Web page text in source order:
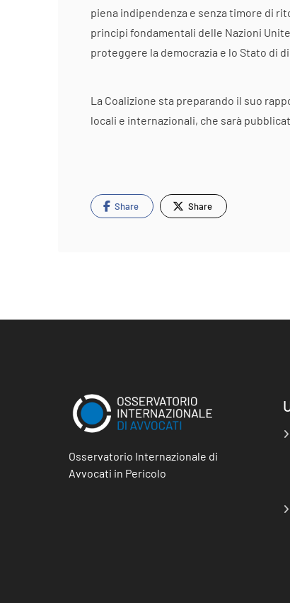
piena indipendenza e senza timore di
principi fondamentali delle Nazioni
proteggere la democrazia e lo Stato di
La Coalizione sta preparando il suo
locali e internazionali, che sarà
Share Share
Osservatorio Internazionale di
Avvocati in Pericolo